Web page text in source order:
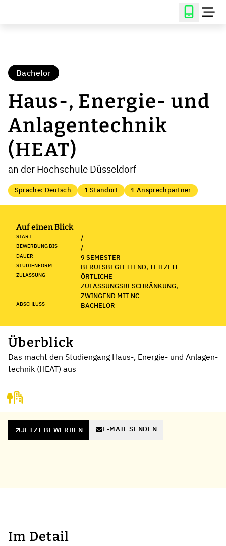
Bachelor
Haus-, Energie- und
An­lagen­technik
(HEAT)
an der Hochschule Düsseldorf
Sprache: Deutsch 1 Standort 1 Ansprechpartner
Auf einen Blick
START /
BEWERBUNG BIS /
DAUER 9 SEMESTER
STUDIENFORM BERUFSBEGLEITEND, TEILZEIT
ZULASSUNG
ÖRTLICHE
ZULASSUNGSBESCHRÄNKUNG,
ZWINGEND MIT NC
ABSCHLUSS BACHELOR
Überblick
Das macht den Studiengang Haus-, Energie- und An­lagen­
technik (HEAT) aus
JETZT BEWERBEN E-MAIL SENDEN
Im Detail